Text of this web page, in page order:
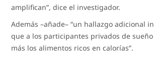
amplifican”, dice el investigador.
Además –añade– “un hallazgo adicional
que a los participantes privados de
más los alimentos ricos en calorías”.